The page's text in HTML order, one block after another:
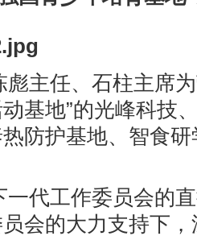
彪主任、石柱主席
基地”的光峰科技
防护基地、智食
一代工作委员会的
会的大力支持下